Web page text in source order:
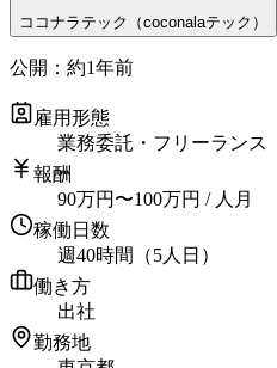
ココナラテック（coconalaテック）
公開： 約1年前
雇用形態
業務委託・フリーランス
報酬
90万円 〜100万円 / 人月
稼働日数
週40時間（5人日）
働き方
出社
勤務地